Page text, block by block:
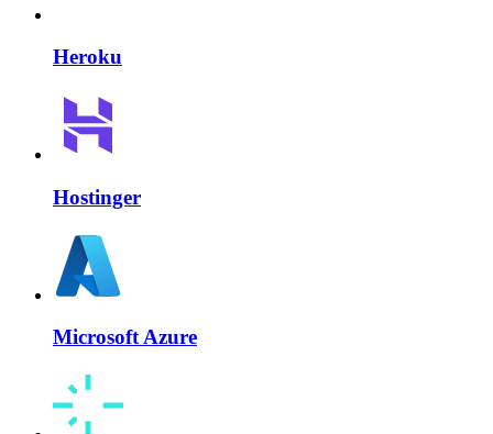
Heroku
Hostinger
Microsoft Azure